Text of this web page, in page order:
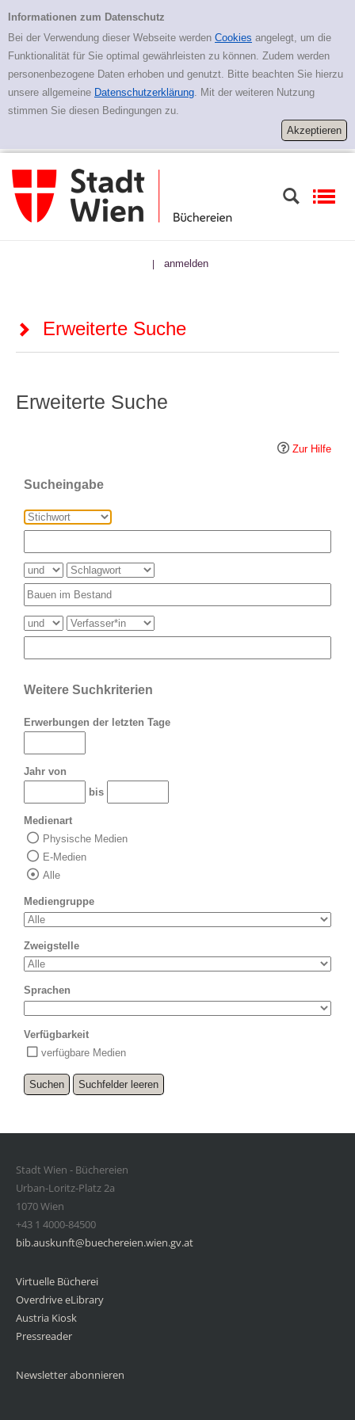
Erweiterte Suche
Informationen zum Datenschutz
Bei der Verwendung dieser Webseite werden Cookies angelegt, um die
Funktionalität für Sie optimal gewährleisten zu können. Zudem werden
personenbezogene Daten erhoben und genutzt. Bitte beachten Sie hierzu
unsere allgemeine Datenschutzerklärung. Mit der weiteren Nutzung
stimmen Sie diesen Bedingungen zu.
| anmelden
Erweiterte Suche
Erweiterte Suche
Zur Hilfe
Sucheingabe
Weitere Suchkriterien
Erwerbungen der letzten Tage
Jahr von
bis
Medienart
Physische Medien
E-Medien
Alle
Mediengruppe
Zweigstelle
Sprachen
Verfügbarkeit
verfügbare Medien
Stadt Wien - Büchereien
Urban-Loritz-Platz 2a
1070 Wien
+43 1 4000-84500
bib.auskunft@buechereien.wien.gv.at
Virtuelle Bücherei
Overdrive eLibrary
Austria Kiosk
Pressreader
Newsletter abonnieren